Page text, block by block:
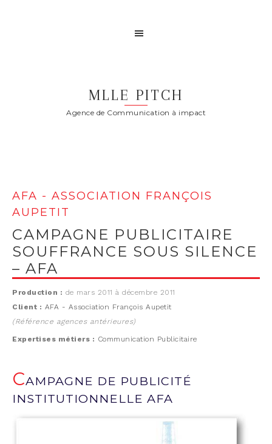
MLLE PITCH
Agence de Communication à impact
AFA - ASSOCIATION FRANÇOIS
AUPETIT
CAMPAGNE PUBLICITAIRE
SOUFFRANCE SOUS SILENCE
– AFA
Production : de mars 2011 à décembre 2011
Client : AFA - Association François Aupetit
(Référence agences antérieures)
Expertises métiers : Communication Publicitaire
CAMPAGNE DE PUBLICITÉ
INSTITUTIONNELLE AFA